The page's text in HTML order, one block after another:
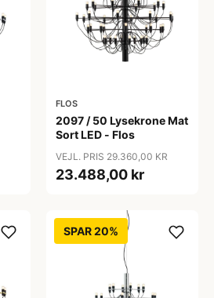
FLOS
2097 / 50 Lysekrone Mat
Sort LED - Flos
VEJL. PRIS 29.360,00 KR
23.488,00 kr
SPAR 20%